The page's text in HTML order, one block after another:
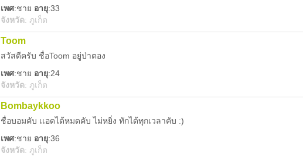
เพศ:ชาย อายุ:33
จังหวัด: ภูเก็ต
Toom
สวัสดีครับ ชื่อToom อยู่ป่าตอง
เพศ:ชาย อายุ:24
จังหวัด: ภูเก็ต
Bombaykkoo
ชื่อบอมคับ เเอดได้หมดคับ ไม่หยิ่ง ทักได้ทุกเวลาคับ :)
เพศ:ชาย อายุ:36
จังหวัด: ภูเก็ต